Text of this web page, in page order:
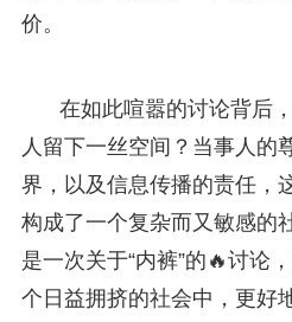
价。
在如此喧嚣的讨论背后
人留下一丝空间？当事人的
界，以及信息传播的责任，
构成了一个复杂而又敏感的
是一次关于“内裤”的🔥讨论
个日益拥挤的社会中，更好